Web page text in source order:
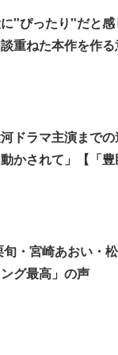
"ぴったり"だと
重ねた本作を作る
ドラマ主演まで
かされて」【「
・宮崎あおい・
グ最高」の声